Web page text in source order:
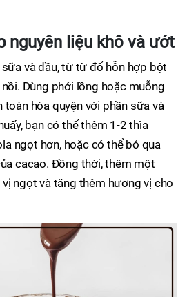
nguyên liệu khô và ướt
và dầu, từ từ đổ hỗn hợp bột
Dùng phới lồng hoặc muỗng
toàn hòa quyện với phần sữa và
bạn có thể thêm 1-2 thìa
ngọt hơn, hoặc có thể bỏ qua
cacao. Đồng thời, thêm một
ngọt và tăng thêm hương vị cho